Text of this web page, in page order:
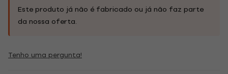
Este produto já não é fabricado ou já não faz parte
da nossa oferta.
Tenho uma pergunta!